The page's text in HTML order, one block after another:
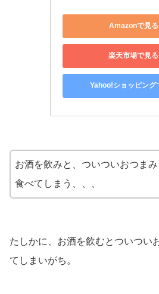
Amazonで見る
楽天市場で見る
Yahoo!ショッピング
お酒を飲みと、ついついおつま
食べてしまう、、、
たしかに、お酒を飲むとついつい
てしまいがち。